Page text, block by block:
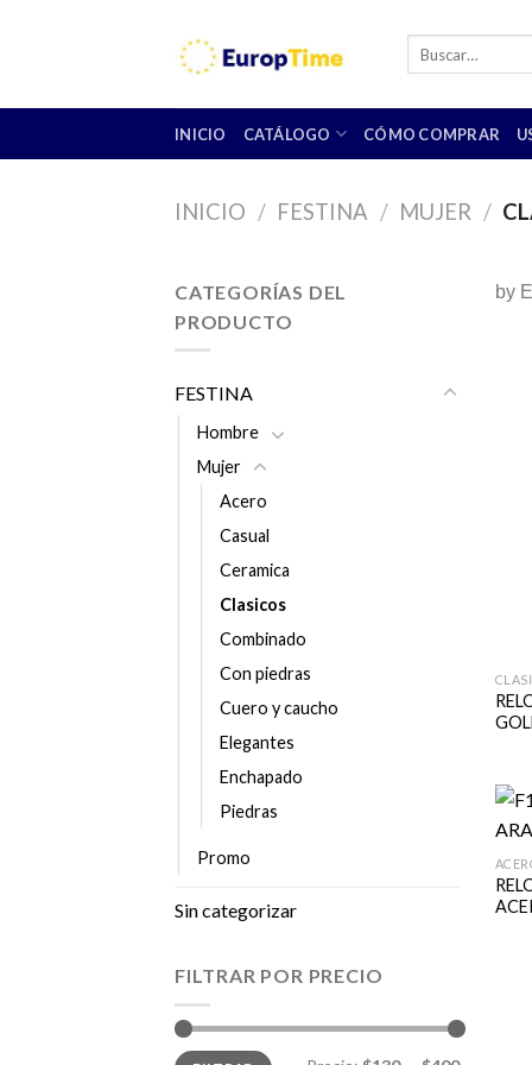
INICIO CATÁLOGO CÓMO COMPRAR
INICIO / FESTINA / MUJER /
CATEGORÍAS DEL
PRODUCTO
FESTINA
Hombre
Mujer
Acero
Casual
Ceramica
Clasicos
Combinado
Con piedras
Cuero y caucho
Elegantes
Enchapado
Piedras
Promo
Sin categorizar
FILTRAR POR PRECIO
Precio
Precio
by